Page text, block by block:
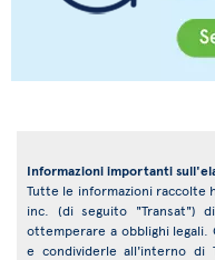
Informazioni importanti
Tutte le informazioni raccolte
inc. (di seguito "Transat")
ottemperare a obblighi
e condividerle all'interno